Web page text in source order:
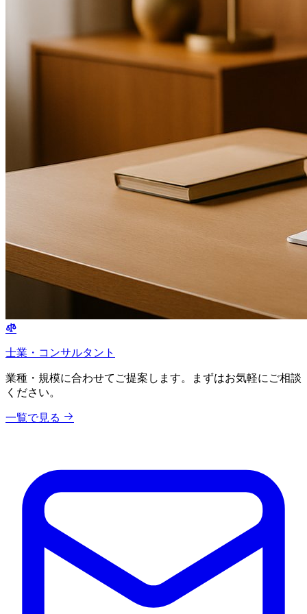
士業・コンサルタント
業種・規模に合わせてご提案します。まずはお気軽にご相談
ください。
一覧で見る